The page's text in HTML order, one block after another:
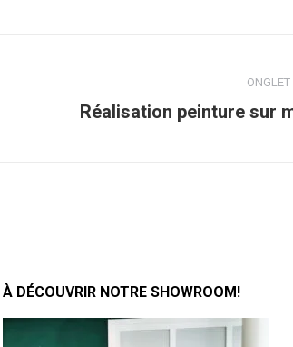
Réalisation peinture sur
À DÉCOUVRIR NOTRE SHOWROOM!